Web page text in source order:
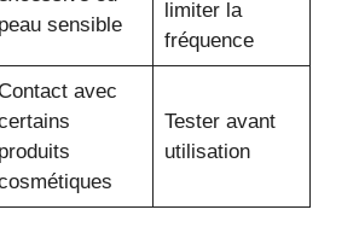
peau sensible
limiter la
fréquence
avec
produits
Tester avant
utilisation